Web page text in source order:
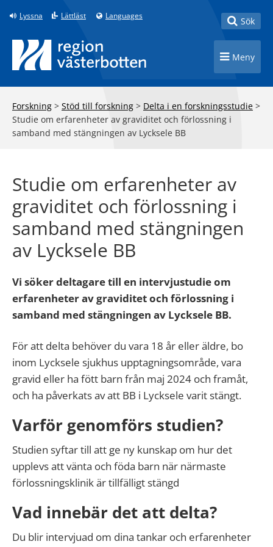
Till innehåll på sidan
Lyssna Lättläst Languages Toggle
Sök
Toggle
Meny
Forskning > Stöd till forskning > Delta i en forskningsstudie >
Studie om erfarenheter av graviditet och förlossning i
samband med stängningen av Lycksele BB
Studie om erfarenheter av
graviditet och förlossning i
samband med stängningen
av Lycksele BB
Vi söker deltagare till en intervjustudie om
erfarenheter av graviditet och förlossning i
samband med stängningen av Lycksele BB.
För att delta behöver du vara 18 år eller äldre, bo
inom Lycksele sjukhus upptagningsområde, vara
gravid eller ha fött barn från maj 2024 och framåt,
och ha påverkats av att BB i Lycksele varit stängt.
Varför genomförs studien?
Studien syftar till att ge ny kunskap om hur det
upplevs att vänta och föda barn när närmaste
förlossningsklinik är tillfälligt stängd
Vad innebär det att delta?
Du blir intervjuad om dina tankar och erfarenheter